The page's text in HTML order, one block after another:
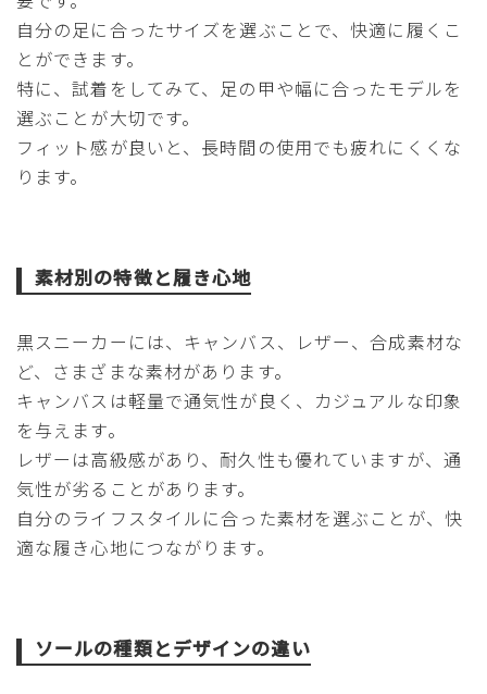
自分の足に合ったサイズを選ぶことで、快適に履くこ
とができます。
特に、試着をしてみて、足の甲や幅に合ったモデルを
選ぶことが大切です。
フィット感が良いと、長時間の使用でも疲れにくくな
ります。
素材別の特徴と履き心地
黒スニーカーには、キャンバス、レザー、合成素材な
ど、さまざまな素材があります。
キャンバスは軽量で通気性が良く、カジュアルな印象
を与えます。
レザーは高級感があり、耐久性も優れていますが、通
気性が劣ることがあります。
自分のライフスタイルに合った素材を選ぶことが、快
適な履き心地につながります。
ソールの種類とデザインの違い